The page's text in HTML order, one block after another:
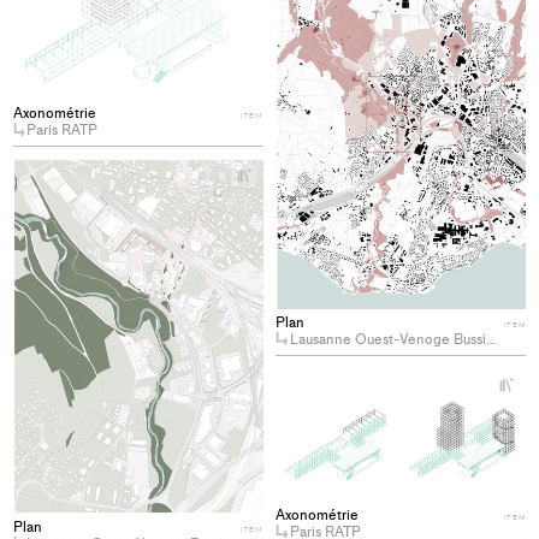
Axonométrie
Paris RATP
ITEM
Plan
Lausanne Ouest-Venoge Bussigny
ITEM
to
Plan
ITEM
+
Add
project
to
collections
Axonométrie
Paris RATP
ITEM
+